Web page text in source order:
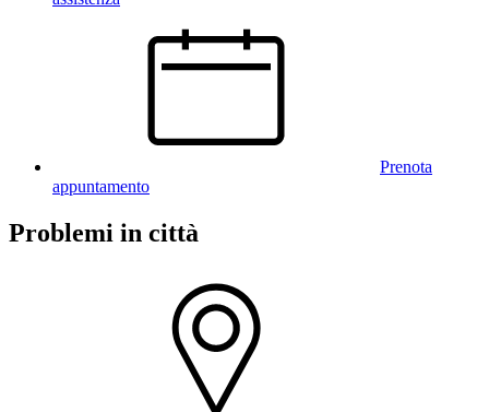
Prenota
appuntamento
Problemi in città